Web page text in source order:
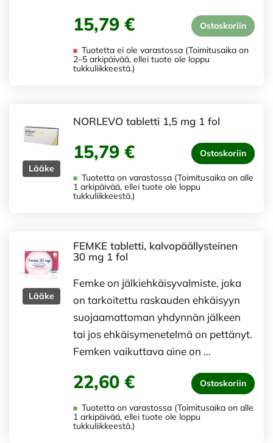
15,79 € Ostoskoriin
Tuotetta ei ole varastossa (Toimitusaika on
2–5 arkipäivää, ellei tuote ole loppu
tukkuliikkeestä.)
Lääke
NORLEVO tabletti 1,5 mg 1 fol
15,79 € Ostoskoriin
Tuotetta on varastossa (Toimitusaika on alle
1 arkipäivää, ellei tuote ole loppu
tukkuliikkeestä.)
Lääke
FEMKE tabletti, kalvopäällysteinen
30 mg 1 fol
Femke on jälkiehkäisyvalmiste, joka
on tarkoitettu raskauden ehkäisyyn
suojaamattoman yhdynnän jälkeen
tai jos ehkäisymenetelmä on pettänyt.
Femken vaikuttava aine on …
22,60 € Ostoskoriin
Tuotetta on varastossa (Toimitusaika on alle
1 arkipäivää, ellei tuote ole loppu
tukkuliikkeestä.)